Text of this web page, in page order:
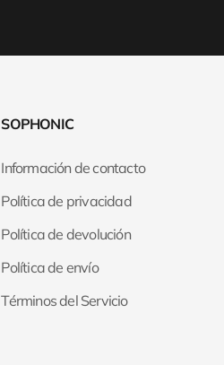
SOPHONIC
Información de contacto
Política de privacidad
Política de devolución
Política de envío
Términos del Servicio